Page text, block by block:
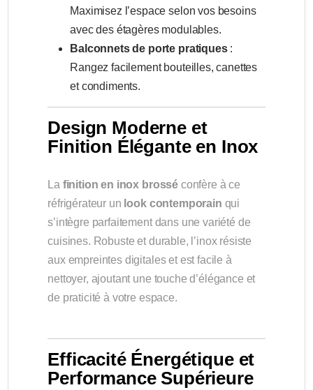
Maximisez l’espace selon vos besoins
avec des étagères modulables.
Balconnets de porte pratiques:
Rangez facilement bouteilles, canettes
et condiments.
Design Moderne et
Finition Élégante en Inox
La finition en inox brossé confère à ce
réfrigérateur un look contemporain qui
s’intègre parfaitement dans une variété de
cuisines. Robuste et durable, l’inox résiste
aux empreintes digitales et est facile à
nettoyer, ajoutant une touche d’élégance et
de praticité à votre espace.
Efficacité Énergétique et
Performance Supérieure